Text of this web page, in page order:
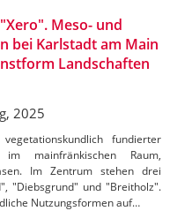
Meso- und
bei Karlstadt am Main
Landschaften
2025
fundierter
mainfränkischen Raum,
Im Zentrum stehen drei
"Diebsgrund" und "Breitholz".
Nutzungsformen auf…